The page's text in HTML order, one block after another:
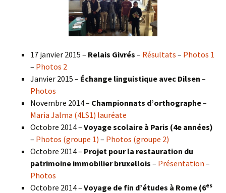
17 janvier 2015 – Relais Givrés – Résultats – Photos 1
– Photos 2
Janvier 2015 – Échange linguistique avec Dilsen –
Photos
Novembre 2014 – Championnats d’orthographe–
Maria Jalma (4LS1) lauréate
Octobre 2014 – Voyage scolaire à Paris (4e années)
– Photos (groupe 1) – Photos (groupe 2)
Octobre 2014 – Projet pour la restauration du
patrimoine immobilier bruxellois – Présentation –
Photos
Octobre 2014 – Voyage de fin d’études à Rome (6es